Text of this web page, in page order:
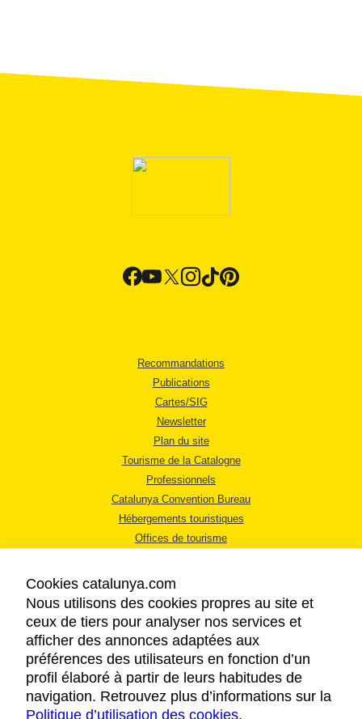
Recommandations
Publications
Cartes/SIG
Newsletter
Plan du site
Tourisme de la Catalogne
Professionnels
Catalunya Convention Bureau
Hébergements touristiques
Offices de tourisme
MENTIONS LÉGALES
RÈGLES DE CONFIDENTIALITÉ
COOKIES
ACCESSIBILITÉ
Cookies catalunya.com
Nous utilisons des cookies propres au site et
ceux de tiers pour analyser nos services et
afficher des annonces adaptées aux
préférences des utilisateurs en fonction d’un
profil élaboré à partir de leurs habitudes de
navigation. Retrouvez plus d’informations sur la
Politique d’utilisation des cookies.